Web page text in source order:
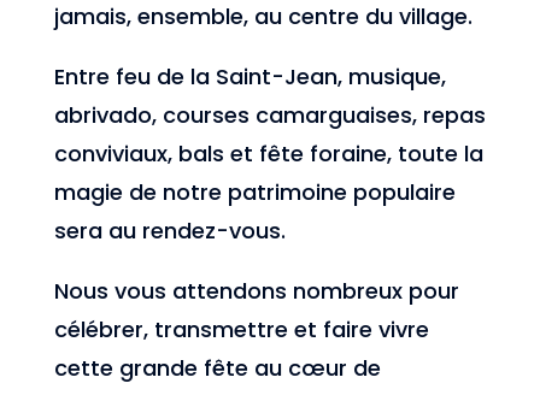
jamais, ensemble, au centre du village.
Entre feu de la Saint-Jean, musique,
abrivado, courses camarguaises, repas
conviviaux, bals et fête foraine, toute la
magie de notre patrimoine populaire
sera au rendez-vous.
Nous vous attendons nombreux pour
célébrer, transmettre et faire vivre
cette grande fête au cœur de